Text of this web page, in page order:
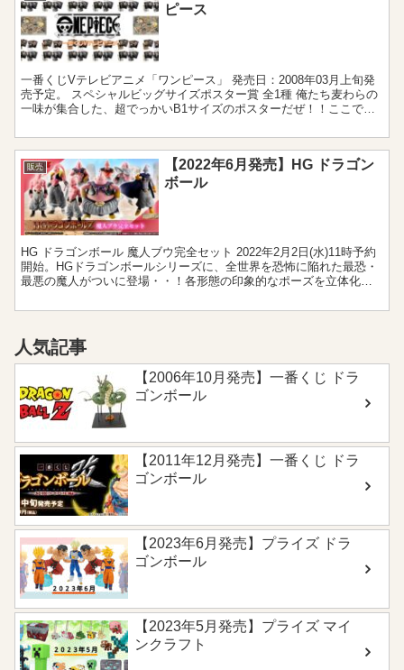
ピース
一番くじVテレビアニメ「ワンピース」 発売日：2008年03月上旬発
売予定。 スペシャルビッグサイズポスター賞 全1種 俺たち麦わらの
一味が集合した、超でっかいB1サイズのポスターだぜ！！ここでし
販売
【2022年6月発売】HG ドラゴン
ボール
HG ドラゴンボール 魔人ブウ完全セット 2022年2月2日(水)11時予約
開始。HGドラゴンボールシリーズに、全世界を恐怖に陥れた最恐・
最悪の魔人がついに登場・・！各形態の印象的なポーズを立体化し
人気記事
【2006年10月発売】一番くじ ドラ
ゴンボール
【2011年12月発売】一番くじ ドラ
ゴンボール
【2023年6月発売】プライズ ドラ
ゴンボール
【2023年5月発売】プライズ マイ
ンクラフト